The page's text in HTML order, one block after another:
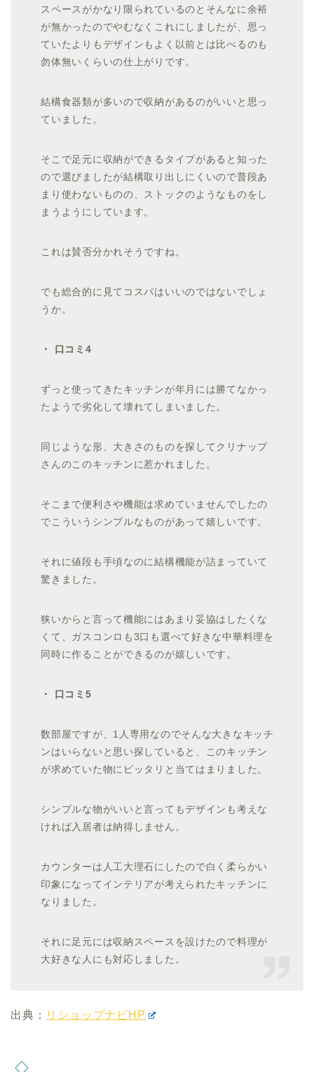
スペースがかなり限られているのとそんなに余裕
が無かったのでやむなくこれにしましたが、思っ
ていたよりもデザインもよく以前とは比べるのも
勿体無いくらいの仕上がりです。
結構食器類が多いので収納があるのがいいと思っ
ていました。
そこで足元に収納ができるタイプがあると知った
ので選びましたが結構取り出しにくいので普段あ
まり使わないものの、ストックのようなものをし
まうようにしています。
これは賛否分かれそうですね。
でも総合的に見てコスパはいいのではないでしょ
うか。
・ 口コミ4
ずっと使ってきたキッチンが年月には勝てなかっ
たようで劣化して壊れてしまいました。
同じような形、大きさのものを探してクリナップ
さんのこのキッチンに惹かれました。
そこまで便利さや機能は求めていませんでしたの
でこういうシンプルなものがあって嬉しいです。
それに値段も手頃なのに結構機能が詰まっていて
驚きました。
狭いからと言って機能にはあまり妥協はしたくな
くて、ガスコンロも3口も選べて好きな中華料理を
同時に作ることができるのが嬉しいです。
・ 口コミ5
数部屋ですが、1人専用なのでそんな大きなキッチ
ンはいらないと思い探していると、このキッチン
が求めていた物にピッタリと当てはまりました。
シンプルな物がいいと言ってもデザインも考えな
ければ入居者は納得しません。
カウンターは人工大理石にしたので白く柔らかい
印象になってインテリアが考えられたキッチンに
なりました。
それに足元には収納スペースを設けたので料理が
大好きな人にも対応しました。
出典： リショップナビHP